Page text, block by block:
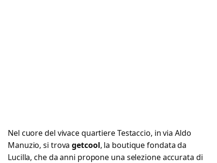
Nel cuore del vivace quartiere Testaccio, in via Aldo
Manuzio, si trovagetcool, la boutique fondata da
Lucilla, che da anni propone una selezione accurata di